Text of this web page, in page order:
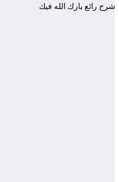
شرح رائع بارك الله فيك